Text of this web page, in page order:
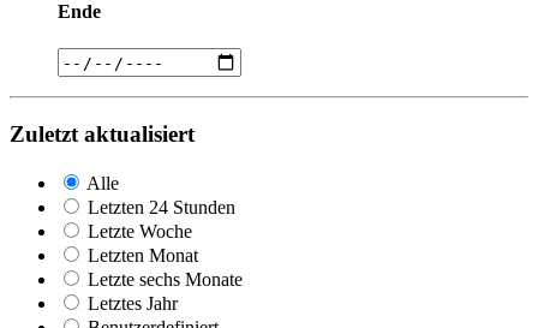
Ende
Zuletzt aktualisiert
Alle
Letzten 24 Stunden
Letzte Woche
Letzten Monat
Letzte sechs Monate
Letztes Jahr